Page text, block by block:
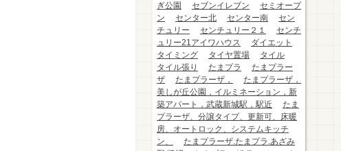
ぎ公園
セブンイレブン
セミオープ
ン
センター北 センター南
セン
チュリー
センチュリー２１
センチ
ュリー21アイワハウス
ダイエット
タイミング
タイヤ置場
タイル
タイル張り
たまプラ
たまプラー
ザ
たまプラーザ，
たまプラーザ，
美しが丘公園，イルミネーション，新
築アパート，武蔵新城駅，駅近
たま
プラーザ、分譲タイプ、更新可、床暖
房、オートロック、システムキッチ
ン、
たまプラーザ.たまプラ.あざみ